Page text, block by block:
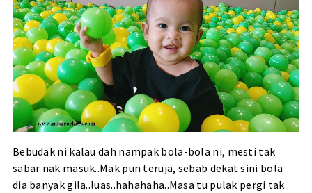
Bebudak ni kalau dah nampak bola-bola ni, mesti tak
sabar nak masuk..Mak pun teruja, sebab dekat sini bola
dia banyak gila..luas..hahahaha..Masa tu pulak pergi tak